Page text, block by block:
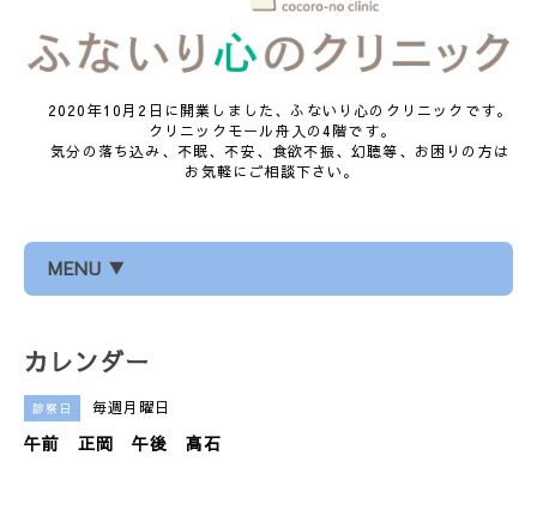
2020年10月2日に開業しました、ふないり心のクリニックです。
クリニックモール舟入の4階です。
気分の落ち込み、不眠、不安、食欲不振、幻聴等、お困りの方は
お気軽にご相談下さい。
MENU ▼
カレンダー
診察日 毎週月曜日
午前 正岡 午後 高石